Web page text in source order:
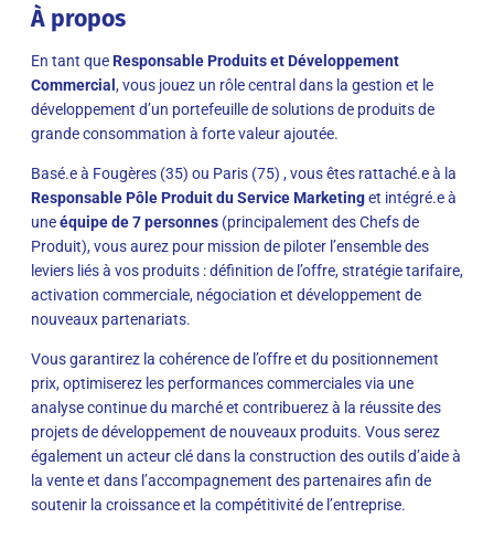
À propos
En tant queResponsable Produits et Développement
Commercial, vous jouez un rôle central dans la gestion et le
développement d’un portefeuille de solutions de produits de
grande consommation à forte valeur ajoutée.
Basé.e à Fougères (35) ou Paris (75) , vous êtes rattaché.e à la
Responsable Pôle Produit du Service Marketinget intégré.e à
uneéquipe de 7 personnes (principalement des Chefs de
Produit), vous aurez pour mission de piloter l’ensemble des
leviers liés à vos produits : définition de l’offre, stratégie tarifaire,
activation commerciale, négociation et développement de
nouveaux partenariats.
Vous garantirez la cohérence de l’offre et du positionnement
prix, optimiserez les performances commerciales via une
analyse continue du marché et contribuerez à la réussite des
projets de développement de nouveaux produits. Vous serez
également un acteur clé dans la construction des outils d’aide à
la vente et dans l’accompagnement des partenaires afin de
soutenir la croissance et la compétitivité de l’entreprise.